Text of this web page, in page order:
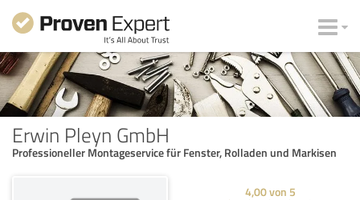
Erwin Pleyn GmbH
Professioneller Montageservice für Fenster, Rolladen und Markisen
4,00von 5